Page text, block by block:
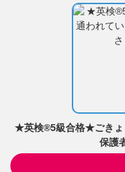
★英検®5級合格★ごきょ
保護